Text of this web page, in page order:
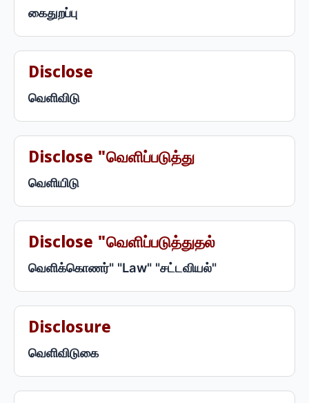
கைதுறப்பு
Disclose
வெளிவிடு
Disclose "வெளிப்படுத்து
வெளியிடு
Disclose "வெளிப்படுத்துதல்
வெளிக்கொணர்" "Law" "சட்டவியல்"
Disclosure
வெளிவிடுகை